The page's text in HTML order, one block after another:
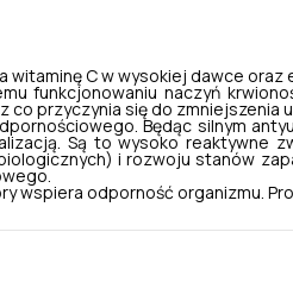
C w wysokiej dawce oraz
funkcjonowaniu naczyń
przyczynia się do zmniejszenia
Będąc silnym
Są to wysoko reaktywne
i rozwoju stanów
wspiera odporność organizmu.